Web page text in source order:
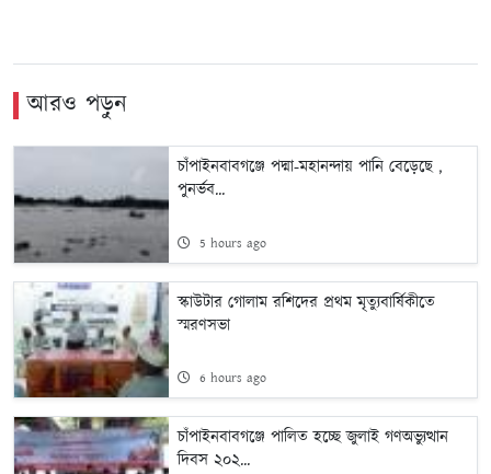
আরও পড়ুন
চাঁপাইনবাবগঞ্জে পদ্মা-মহানন্দায় পানি বেড়েছে ,
পুনর্ভব...
5 hours ago
স্কাউটার গোলাম রশিদের প্রথম মৃত্যুবার্ষিকীতে
স্মরণসভা
6 hours ago
চাঁপাইনবাবগঞ্জে পালিত হচ্ছে জুলাই গণঅভ্যুত্থান
দিবস ২০২...